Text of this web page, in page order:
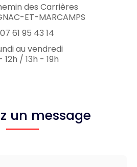
des Carrières
ET-MARCAMPS
07 61 95 43 14
au vendredi
12h / 13h - 19h
un message